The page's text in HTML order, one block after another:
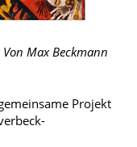
Max Beckmann
Projekt